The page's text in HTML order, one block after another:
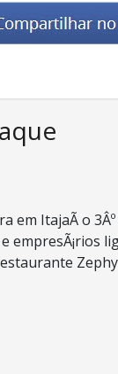
em ItajaÃ­ o
empresÃ¡rios